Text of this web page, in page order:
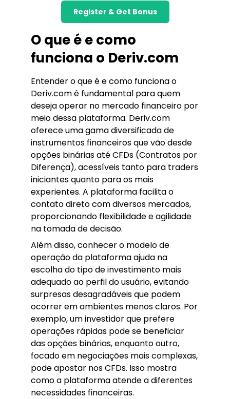
Register & Get Bonus
O que é e como
funciona o Deriv.com
Entender o que é e como funciona o
Deriv.com é fundamental para quem
deseja operar no mercado financeiro por
meio dessa plataforma. Deriv.com
oferece uma gama diversificada de
instrumentos financeiros que vão desde
opções binárias até CFDs (Contratos por
Diferença), acessíveis tanto para traders
iniciantes quanto para os mais
experientes. A plataforma facilita o
contato direto com diversos mercados,
proporcionando flexibilidade e agilidade
na tomada de decisão.
Além disso, conhecer o modelo de
operação da plataforma ajuda na
escolha do tipo de investimento mais
adequado ao perfil do usuário, evitando
surpresas desagradáveis que podem
ocorrer em ambientes menos claros. Por
exemplo, um investidor que prefere
operações rápidas pode se beneficiar
das opções binárias, enquanto outro,
focado em negociações mais complexas,
pode apostar nos CFDs. Isso mostra
como a plataforma atende a diferentes
necessidades financeiras.